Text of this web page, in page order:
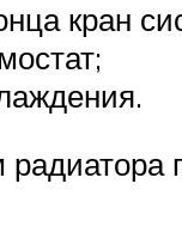
кран